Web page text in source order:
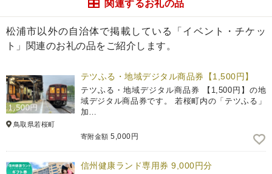
関連するお礼の品
松浦市以外の自治体で掲載している「イベント・チケッ
ト」関連のお礼の品をご紹介します。
鳥取県若桜町
テツふる・地域デジタル商品券【1,500円】
テツふる・地域デジタル商品券 【1,500円】の地
域デジタル商品券です。 若桜町内の「テツふる」
加…
寄附金額 5,000円
信州健康ランド専用券 9,000円分